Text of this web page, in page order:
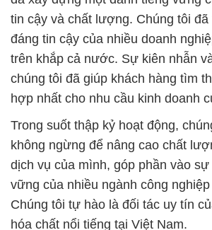
hợp nhất cho nhu cầu kinh doanh
Trong suốt thập kỷ hoạt động,
không ngừng để nâng cao chất
dịch vụ của mình, góp phần vào
vững của nhiều ngành công nghiệp
Chúng tôi tự hào là đối tác uy tín
hóa chất nổi tiếng tại Việt Nam.
Chúng tôi hiểu rằng trong ngành
mỹ phẩm, việc sử dụng hóa chất an
lượng là yếu tố quan trọng để tạo
xuất sắc và đáng tin cậy. Vì vậy,